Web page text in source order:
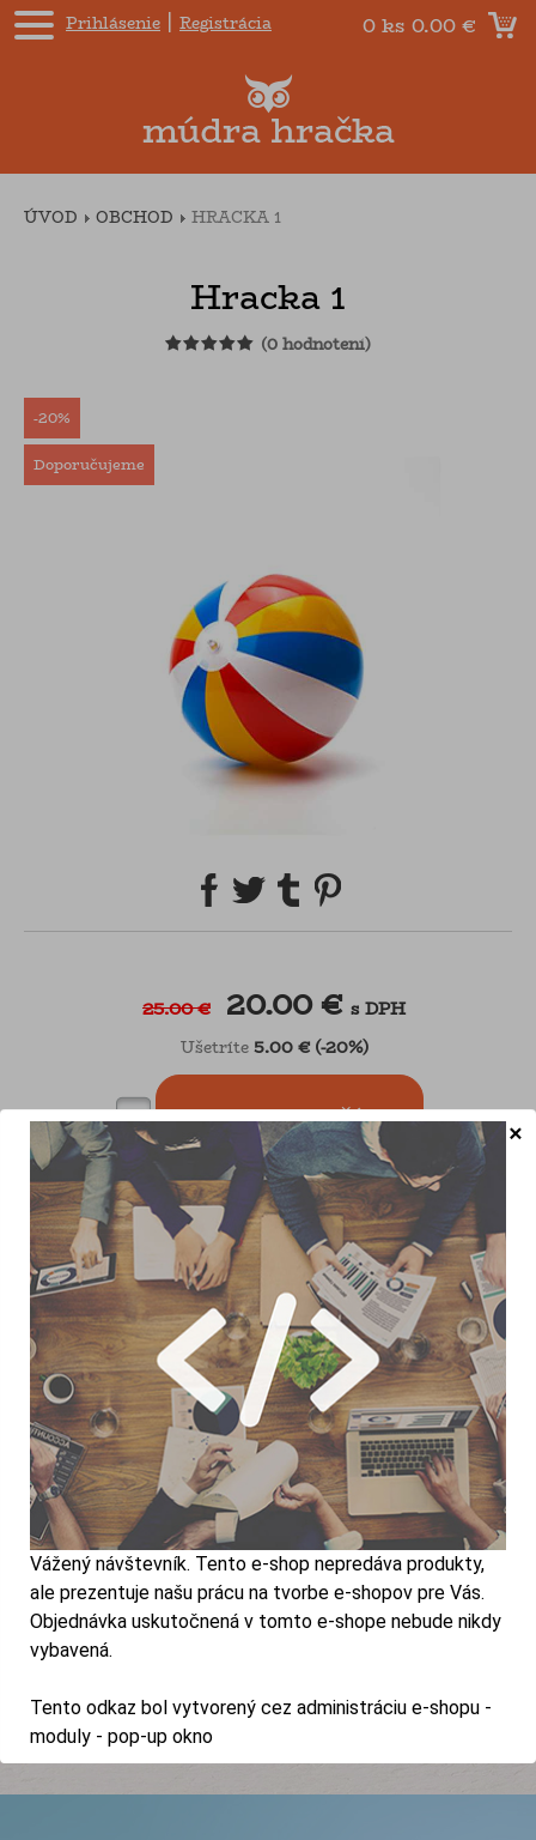
Prihlásenie | Registrácia 0 ks 0.00 €
ÚVOD OBCHOD HRACKA 1
Hracka 1
(0 hodnotení)
-20%
Doporučujeme
25.00 € 20.00 € s DPH
Ušetríte 5.00 € (-20%)
Popis produktu vyzera takto
Hmotnosť
a
Šírka
a
Výška
a
PRIHLÁSTE SA NA ODBER NOVINIEK A
ZÍSKATE POUKÁŽKU NA 5% ZĽAVU
Vážený návštevník. Tento e-shop nepredáva produkty,
ale prezentuje našu prácu na tvorbe e-shopov pre Vás.
Objednávka uskutočnená v tomto e-shope nebude nikdy
vybavená.
Tento odkaz bol vytvorený cez administráciu e-shopu -
moduly - pop-up okno
×